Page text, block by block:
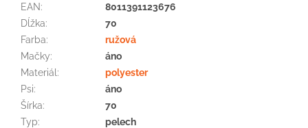
EAN:
8011391123676
Dĺžka:
70
Farba:
ružová
Mačky:
áno
Materiál :
polyester
Psi:
áno
Šírka:
70
Typ:
pelech